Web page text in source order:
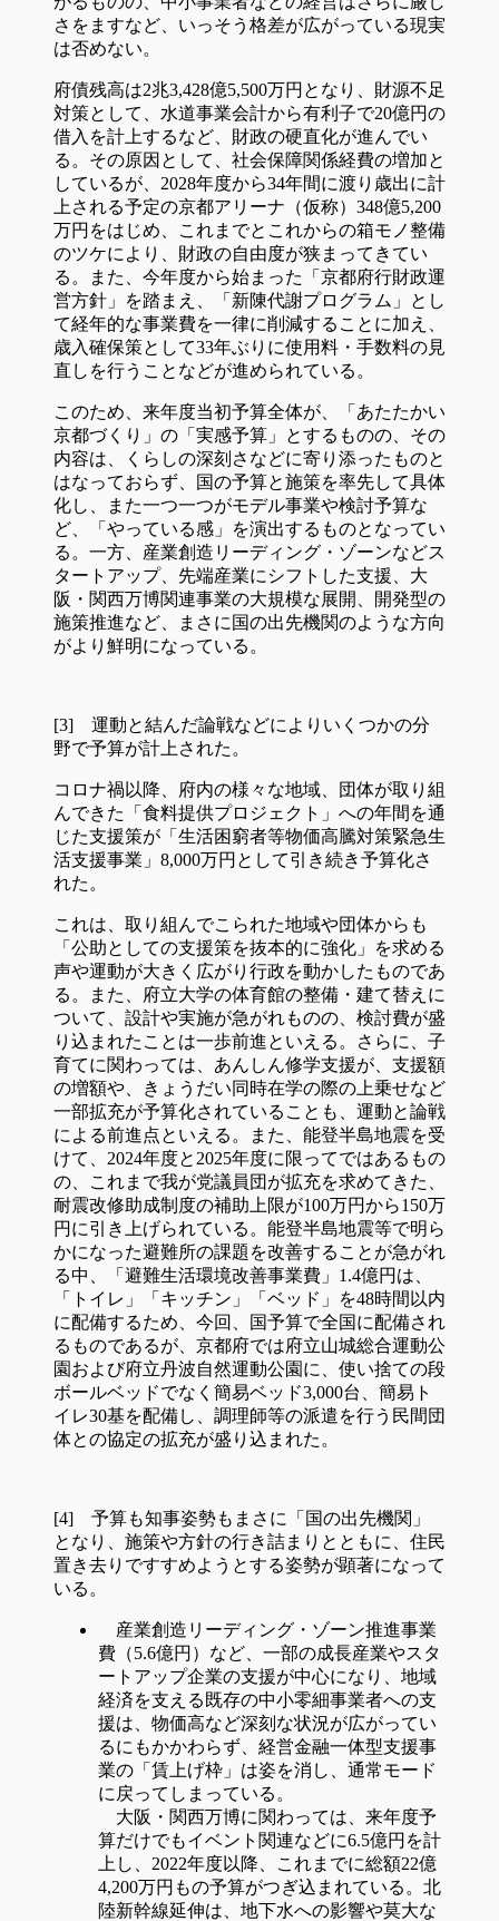
さをますなど、いっそう格差が広がっている現実
は否めない。
府債残高は2兆3,428億5,500万円となり、財源不足
対策として、水道事業会計から有利子で20億円の
借入を計上するなど、財政の硬直化が進んでい
る。その原因として、社会保障関係経費の増加と
しているが、2028年度から34年間に渡り歳出に計
上される予定の京都アリーナ（仮称）348億5,200
万円をはじめ、これまでとこれからの箱モノ整備
のツケにより、財政の自由度が狭まってきてい
る。また、今年度から始まった「京都府行財政運
営方針」を踏まえ、「新陳代謝プログラム」とし
て経年的な事業費を一律に削減することに加え、
歳入確保策として33年ぶりに使用料・手数料の見
直しを行うことなどが進められている。
このため、来年度当初予算全体が、「あたたかい
京都づくり」の「実感予算」とするものの、その
内容は、くらしの深刻さなどに寄り添ったものと
はなっておらず、国の予算と施策を率先して具体
化し、また一つ一つがモデル事業や検討予算な
ど、「やっている感」を演出するものとなってい
る。一方、産業創造リーディング・ゾーンなどス
タートアップ、先端産業にシフトした支援、大
阪・関西万博関連事業の大規模な展開、開発型の
施策推進など、まさに国の出先機関のような方向
がより鮮明になっている。
[3] 運動と結んだ論戦などによりいくつかの分
野で予算が計上された。
コロナ禍以降、府内の様々な地域、団体が取り組
んできた「食料提供プロジェクト」への年間を通
じた支援策が「生活困窮者等物価高騰対策緊急生
活支援事業」8,000万円として引き続き予算化さ
れた。
これは、取り組んでこられた地域や団体からも
「公助としての支援策を抜本的に強化」を求める
声や運動が大きく広がり行政を動かしたものであ
る。また、府立大学の体育館の整備・建て替えに
ついて、設計や実施が急がれものの、検討費が盛
り込まれたことは一歩前進といえる。さらに、子
育てに関わっては、あんしん修学支援が、支援額
の増額や、きょうだい同時在学の際の上乗せなど
一部拡充が予算化されていることも、運動と論戦
による前進点といえる。また、能登半島地震を受
けて、2024年度と2025年度に限ってではあるもの
の、これまで我が党議員団が拡充を求めてきた、
耐震改修助成制度の補助上限が100万円から150万
円に引き上げられている。能登半島地震等で明ら
かになった避難所の課題を改善することが急がれ
る中、「避難生活環境改善事業費」1.4億円は、
「トイレ」「キッチン」「ベッド」を48時間以内
に配備するため、今回、国予算で全国に配備され
るものであるが、京都府では府立山城総合運動公
園および府立丹波自然運動公園に、使い捨ての段
ボールベッドでなく簡易ベッド3,000台、簡易ト
イレ30基を配備し、調理師等の派遣を行う民間団
体との協定の拡充が盛り込まれた。
[4] 予算も知事姿勢もまさに「国の出先機関」
となり、施策や方針の行き詰まりとともに、住民
置き去りですすめようとする姿勢が顕著になって
いる。
産業創造リーディング・ゾーン推進事業
費（5.6億円）など、一部の成長産業やスタ
ートアップ企業の支援が中心になり、地域
経済を支える既存の中小零細事業者への支
援は、物価高など深刻な状況が広がってい
るにもかかわらず、経営金融一体型支援事
業の「賃上げ枠」は姿を消し、通常モード
に戻ってしまっている。
大阪・関西万博に関わっては、来年度予
算だけでもイベント関連などに6.5億円を計
上し、2022年度以降、これまでに総額22億
4,200万円もの予算がつぎ込まれている。北
陸新幹線延伸は、地下水への影響や莫大な